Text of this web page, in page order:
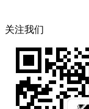
关注我们